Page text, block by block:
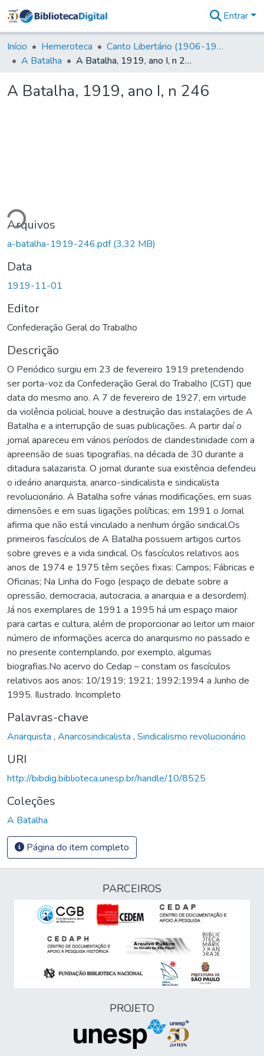
&
Coleções
Tudo na
Digital
Entrar
Início Hemeroteca
Canto Libertário (1906-1995)
A Batalha
A Batalha, 1919, ano I, n 246
A Batalha, 1919, ano I, n 246
Arquivos
a-batalha-1919-246.pdf(3,32 MB)
Data
1919-11-01
Editor
Confederação Geral do Trabalho
Descrição
O Periódico surgiu em 23 de fevereiro 1919 pretendendo
ser porta-voz da Confederação Geral do Trabalho (CGT) que
data do mesmo ano. A 7 de fevereiro de 1927, em virtude
da violência policial, houve a destruição das instalações de A
Batalha e a interrupção de suas publicações. A partir daí o
jornal apareceu em vários períodos de clandestinidade com a
apreensão de suas tipografias, na década de 30 durante a
ditadura salazarista. O jornal durante sua existência defendeu
o ideário anarquista, anarco-sindicalista e sindicalista
revolucionário. A Batalha sofre várias modificações, em suas
dimensões e em suas ligações políticas; em 1991 o Jornal
afirma que não está vinculado a nenhum órgão sindical.Os
primeiros fascículos de A Batalha possuem artigos curtos
sobre greves e a vida sindical. Os fascículos relativos aos
anos de 1974 e 1975 têm seções fixas: Campos; Fábricas e
Oficinas; Na Linha do Fogo (espaço de debate sobre a
opressão, democracia, autocracia, a anarquia e a desordem).
Já nos exemplares de 1991 a 1995 há um espaço maior
para cartas e cultura, além de proporcionar ao leitor um maior
número de informações acerca do anarquismo no passado e
no presente contemplando, por exemplo, algumas
biografias.No acervo do Cedap – constam os fascículos
relativos aos anos: 10/1919; 1921; 1992;1994 a Junho de
1995. Ilustrado. Incompleto
Palavras-chave
Anarquista , Anarcosindicalista , Sindicalismo revolucionário
URI
http://bibdig.biblioteca.unesp.br/handle/10/8525
Coleções
A Batalha
Página do item completo
PARCEIROS
PROJETO